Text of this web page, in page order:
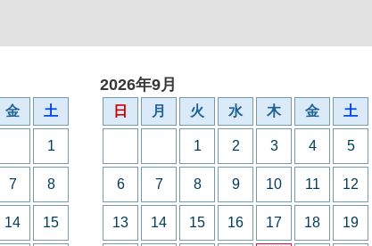
金 土
1
7 8
14 15
2026年9月
日 月 火 水 木 金 土
1 2 3 4 5
6 7 8 9 10 11 12
13 14 15 16 17 18 19